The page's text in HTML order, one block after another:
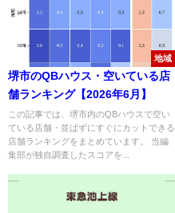
地域
堺市のQBハウス・空いている店
舗ランキング【2026年6月】
この記事では、堺市内のQBハウスで空い
ている店舗・並ばずにすぐにカットできる
店舗ランキングをまとめています。 当編
集部が独自調査したスコアを...